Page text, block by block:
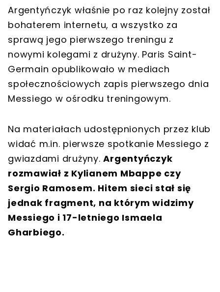
Argentyńczyk właśnie po raz kolejny został
bohaterem internetu, a wszystko za
sprawą jego pierwszego treningu z
nowymi kolegami z drużyny. Paris Saint-
Germain opublikowało w mediach
społecznościowych zapis pierwszego dnia
Messiego w ośrodku treningowym.
Na materiałach udostępnionych przez klub
widać m.in. pierwsze spotkanie Messiego z
gwiazdami drużyny.Argentyńczyk
rozmawiał z Kylianem Mbappe czy
Sergio Ramosem. Hitem sieci stał się
jednak fragment, na którym widzimy
Messiego i 17-letniego Ismaela
Gharbiego.